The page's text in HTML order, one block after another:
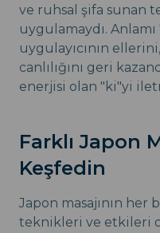
ve ruhsal şifa sunan
uygulamaydı.
uygulayıcının
canlılığını geri
enerjisi olan "ki"yi
Farklı Japon
Keşfedin
Japon masajının
teknikleri ve etkileri